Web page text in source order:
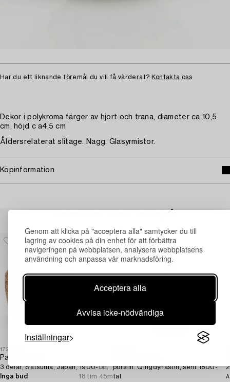
Genom att klicka på "acceptera alla" samtycker du till
lagring av cookies på din enhet för att förbättra
navigeringen på webbplatsen, analysera webbplatsens
användning och anpassa vår marknadsföring.
Acceptera alla
Avvisa icke-nödvändiga
Inställningar
Har du ett liknande föremål du vill få värderat? Kontakta oss
Dekor i polykroma färger av hjort och trana, diameter ca 10,5
cm, höjd c a4,5 cm
Åldersrelaterat slitage. Nagg. Glasyrmistor.
Köpinformation
1729482
Parti porslin,
3 delar, Satsuma, Japan, 1900-tal.
Inga bud
18 tim 45m
porslin. Qingdynastin, sent 1800-
tal.